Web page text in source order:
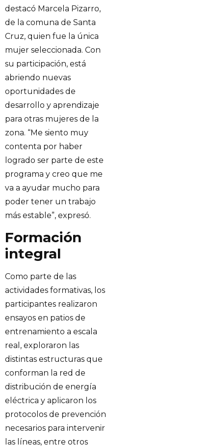
destacó Marcela Pizarro,
de la comuna de Santa
Cruz, quien fue la única
mujer seleccionada. Con
su participación, está
abriendo nuevas
oportunidades de
desarrollo y aprendizaje
para otras mujeres de la
zona. “Me siento muy
contenta por haber
logrado ser parte de este
programa y creo que me
va a ayudar mucho para
poder tener un trabajo
más estable”, expresó.
Formación
integral
Como parte de las
actividades formativas, los
participantes realizaron
ensayos en patios de
entrenamiento a escala
real, exploraron las
distintas estructuras que
conforman la red de
distribución de energía
eléctrica y aplicaron los
protocolos de prevención
necesarios para intervenir
las líneas, entre otros